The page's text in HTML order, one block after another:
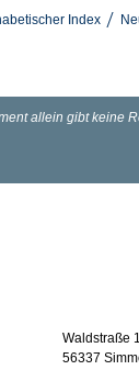
Index
Waldstraße
56337